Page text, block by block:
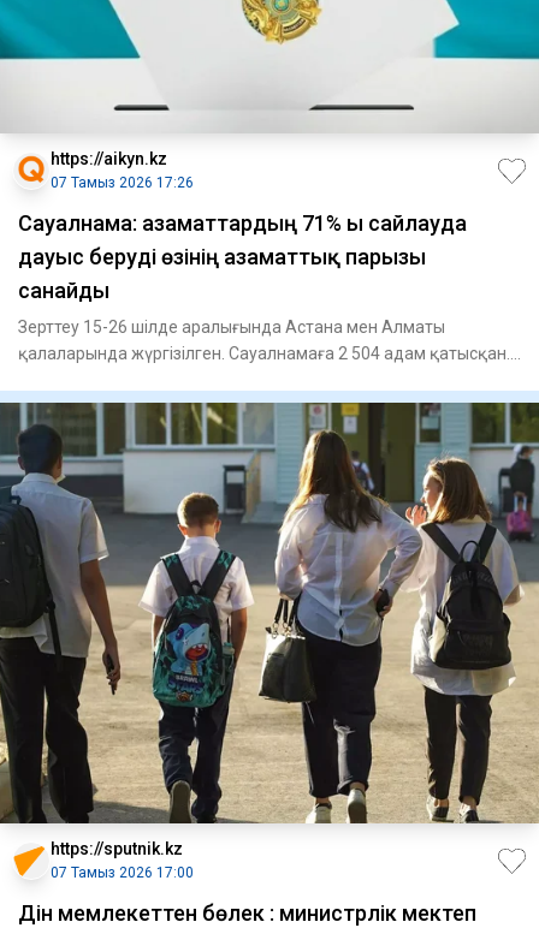
https://aikyn.kz
07 Тамыз 2026 17:26
Сауалнама: азаматтардың 71% ы сайлауда
дауыс беруді өзінің азаматтық парызы
санайды
Зерттеу 15-26 шілде аралығында Астана мен Алматы
қалаларында жүргізілген. Сауалнамаға 2 504 адам қатысқан.
https://sputnik.kz
07 Тамыз 2026 17:00
Дін мемлекеттен бөлек : министрлік мектеп